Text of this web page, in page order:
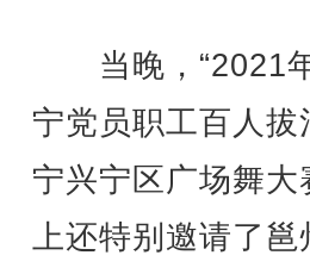
当晚，“2021年
宁党员职工百人
宁兴宁区广场舞
上还特别邀请了